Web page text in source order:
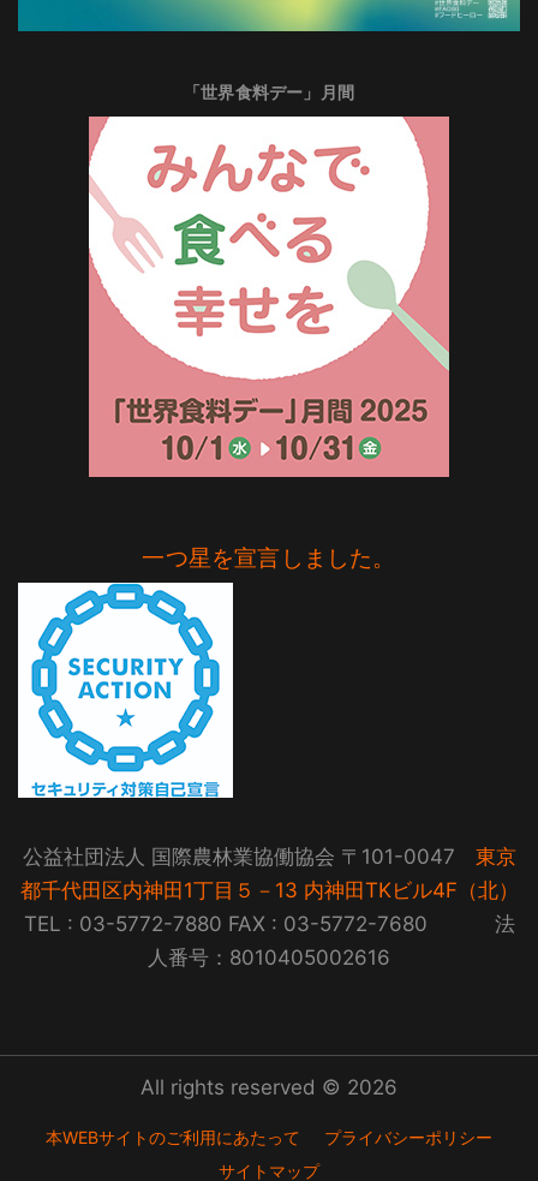
「世界食料デー」月間
一つ星を宣言しました。
公益社団法人 国際農林業協働協会 〒101-0047 東京
都千代田区内神田1丁目５－13 内神田TKビル4F（北）
TEL : 03-5772-7880 FAX : 03-5772-7680 法
人番号：8010405002616
All rights reserved © 2026
本WEBサイトのご利用にあたって
プライバシーポリシー
サイトマップ